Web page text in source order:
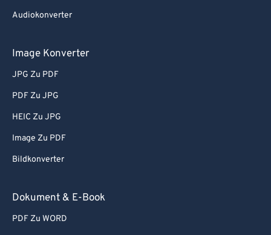
Audiokonverter
Image Konverter
JPG Zu PDF
PDF Zu JPG
HEIC Zu JPG
Image Zu PDF
Bildkonverter
Dokument & E-Book
PDF Zu WORD